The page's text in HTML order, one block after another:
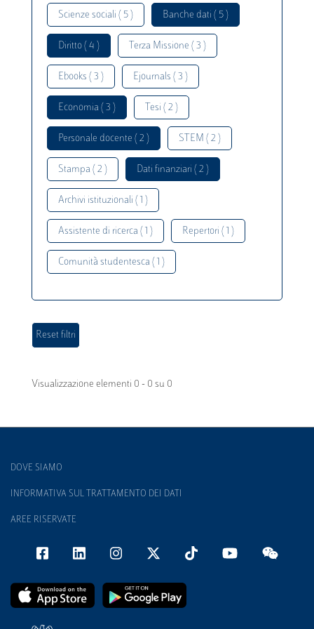
Scienze sociali ( 5 ) Banche dati ( 5 )
Diritto ( 4 ) Terza Missione ( 3 )
Ebooks ( 3 ) Ejournals ( 3 )
Economia ( 3 ) Tesi ( 2 )
Personale docente ( 2 ) STEM ( 2 )
Stampa ( 2 ) Dati finanziari ( 2 )
Archivi istituzionali ( 1 )
Assistente di ricerca ( 1 ) Repertori ( 1 )
Comunità studentesca ( 1 )
Visualizzazione elementi 0 - 0 su 0
DOVE SIAMO
INFORMATIVA SUL TRATTAMENTO DEI DATI
AREE RISERVATE